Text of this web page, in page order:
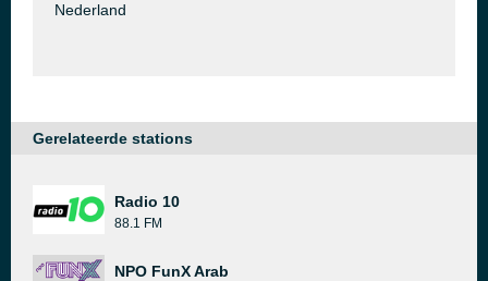
Nederland
Gerelateerde stations
Radio 10
88.1 FM
NPO FunX Arab